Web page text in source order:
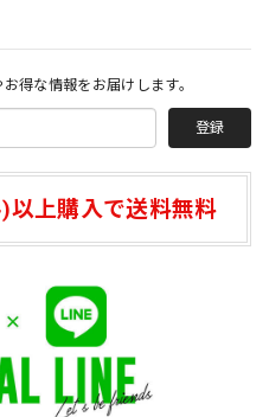
得な情報をお届けします。
登録
以上購入で送料無料